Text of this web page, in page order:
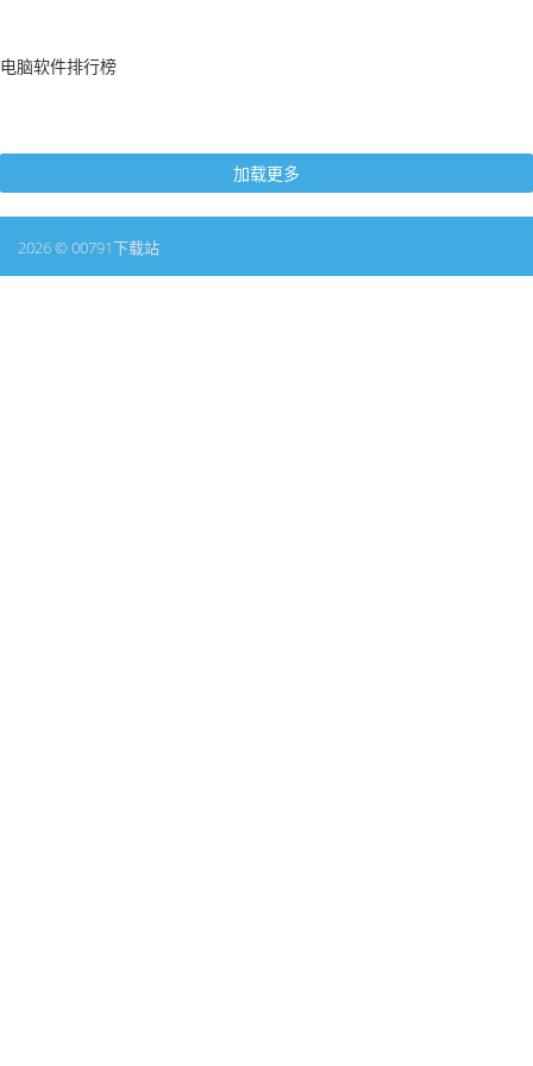
电脑软件排行榜
加载更多
2026 © 00791下载站